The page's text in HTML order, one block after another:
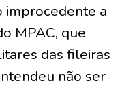
improcedente a
MPAC, que
das fileiras
não ser